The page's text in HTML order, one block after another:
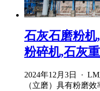
石灰石磨粉
粉碎机,石灰
2024年12月3日 ·
（立磨）具有粉磨